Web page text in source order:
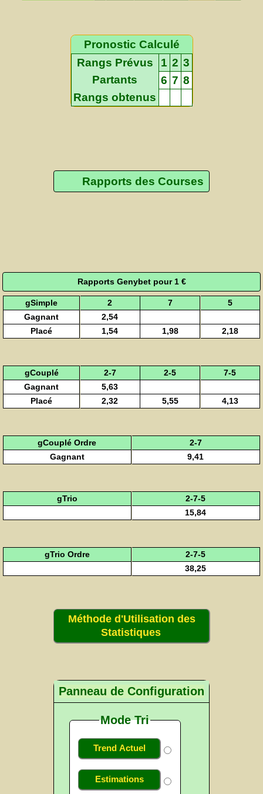
Pronostic Calculé
Rangs Prévus
1 2 3
Partants
6 7 8
Rangs obtenus
Rapports des Courses
Rapports Genybet pour 1 €
gSimple 2 7
5
Gagnant
2,54
Placé
1,54 1,98 2,18
gCouplé 2-7 2-5
7-5
Gagnant
5,63
Placé
2,32 5,55 4,13
gCouplé Ordre
2-7
Gagnant
9,41
gTrio
2-7-5
15,84
gTrio Ordre
2-7-5
38,25
Méthode d'Utilisation des
Statistiques
Panneau de Configuration
Mode Tri
Trend Actuel
Estimations